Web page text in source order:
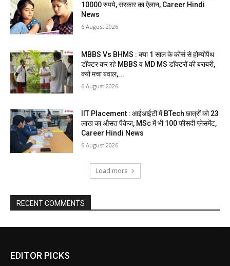
10000 रुपये, सरकार का ऐलान, Career Hindi
News
6 August 2026
MBBS Vs BHMS : क्या 1 साल के कोर्स से होम्योपैथ
डॉक्टर कर रहे MBBS व MD MS डॉक्टरों की बराबरी,
क्यों मचा बवाल,...
6 August 2026
IIT Placement : आईआईटी में BTech छात्रों को 23
लाख का औसत पैकेज, MSc में भी 100 फीसदी प्लेसमेंट,
Career Hindi News
6 August 2026
Load more
RECENT COMMENTS
EDITOR PICKS